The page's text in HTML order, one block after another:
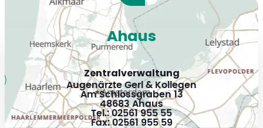
Ahaus
Zentralverwaltung
Augenärzte Gerl & Kollegen
Am Schlossgraben 13
48683 Ahaus
Tel.: 02561 955 55
Fax: 02561 955 59